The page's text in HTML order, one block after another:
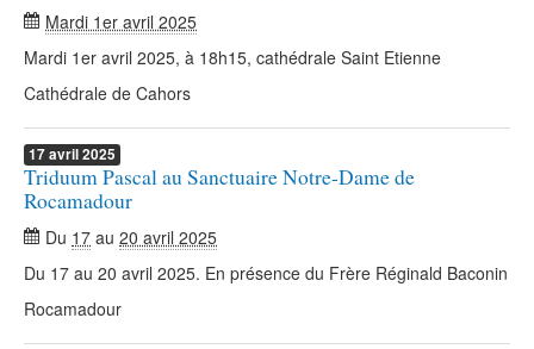
Mardi 1er avril 2025
Mardi 1er avril 2025, à 18h15, cathédrale Saint Etienne
Cathédrale de Cahors
17avril2025
Triduum Pascal au Sanctuaire Notre-Dame de
Rocamadour
Du 17 au 20 avril 2025
Du 17 au 20 avril 2025. En présence du Frère Réginald Baconin
Rocamadour